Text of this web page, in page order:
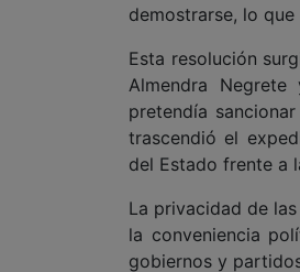
demostrarse, lo
Esta resolución
Almendra
pretendía
trascendió el
del Estado frente a
La privacidad de
la conveniencia
gobiernos y